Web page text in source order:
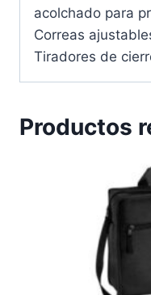
acolchado para
Correas
Tiradores de
Productos